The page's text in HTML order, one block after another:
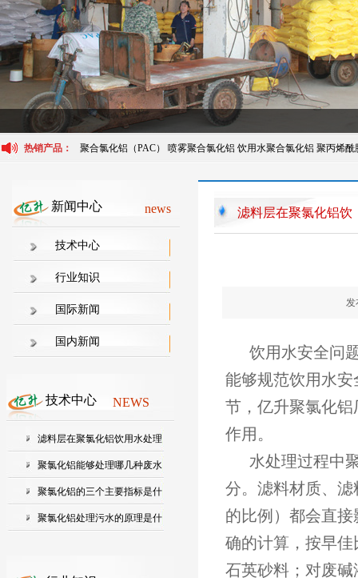
热销产品： 聚合氯化铝（PAC） 喷雾聚合氯化铝 饮用水聚合氯化铝 聚丙烯酰
news
新闻中心
技术中心
行业知识
国际新闻
国内新闻
NEWS
技术中心
滤料层在聚氯化铝饮用水处理
中起...
聚氯化铝能够处理哪几种废水
聚氯化铝的三个主要指标是什
么？...
聚氯化铝处理污水的原理是什
滤料层在聚氯化铝饮
发
饮用水安全问题
能够规范饮用水
节，亿升聚氯化
作用。
水处理过程中聚
分。滤料材质、
的比例）都会直
确的计算，按早
石英砂料；对废